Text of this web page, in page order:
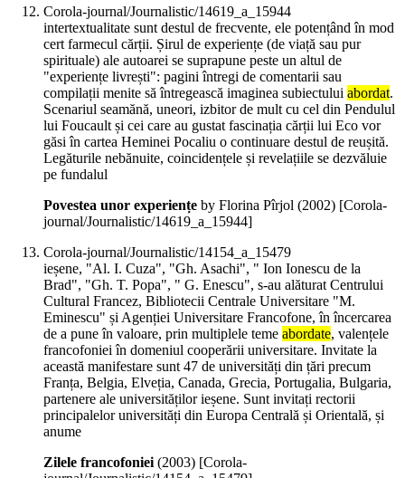
Corola-journal/Journalistic/14619_a_15944
intertextualitate sunt destul de frecvente, ele potențând în mod
cert farmecul cărții. Șirul de experiențe (de viață sau pur
spirituale) ale autoarei se suprapune peste un altul de
"experiențe livrești": pagini întregi de comentarii sau
compilații menite să întregească imaginea subiectului abordat.
Scenariul seamănă, uneori, izbitor de mult cu cel din Pendulul
lui Foucault și cei care au gustat fascinația cărții lui Eco vor
găsi în cartea Heminei Pocaliu o continuare destul de reușită.
Legăturile nebănuite, coincidențele și revelațiile se dezvăluie
pe fundalul
Povestea unor experiențe by Florina Pîrjol (2002) [Corola-
journal/Journalistic/14619_a_15944]
Corola-journal/Journalistic/14154_a_15479
ieșene, "Al. I. Cuza", "Gh. Asachi", " Ion Ionescu de la
Brad", "Gh. T. Popa", " G. Enescu", s-au alăturat Centrului
Cultural Francez, Bibliotecii Centrale Universitare "M.
Eminescu" și Agenției Universitare Francofone, în încercarea
de a pune în valoare, prin multiplele teme abordate, valențele
francofoniei în domeniul cooperării universitare. Invitate la
această manifestare sunt 47 de universități din țări precum
Franța, Belgia, Elveția, Canada, Grecia, Portugalia, Bulgaria,
partenere ale universităților ieșene. Sunt invitați rectorii
principalelor universități din Europa Centrală și Orientală, și
anume
Zilele francofoniei(2003) [Corola-